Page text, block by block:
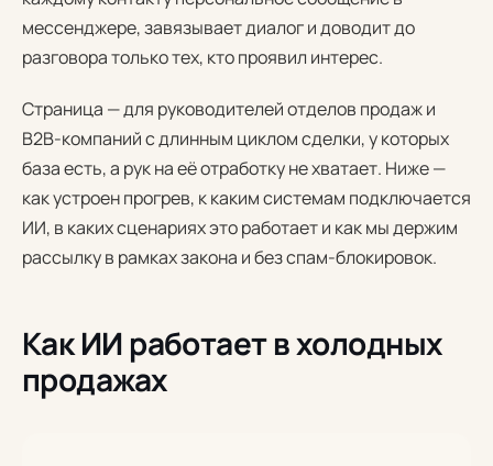
мессенджере, завязывает диалог и доводит до
разговора только тех, кто проявил интерес.
Страница — для руководителей отделов продаж и
B2B-компаний с длинным циклом сделки, у которых
база есть, а рук на её отработку не хватает. Ниже —
как устроен прогрев, к каким системам подключается
ИИ, в каких сценариях это работает и как мы держим
рассылку в рамках закона и без спам-блокировок.
Как ИИ работает в холодных
продажах